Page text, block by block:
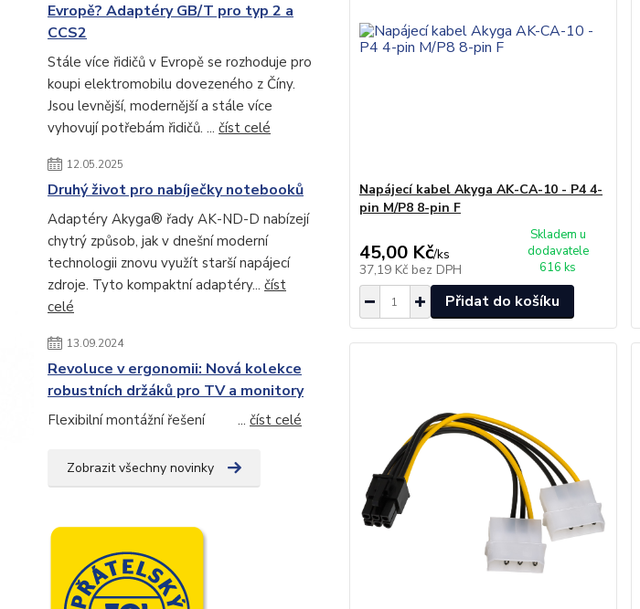
Evropě? Adaptéry GB/T pro typ 2 a
CCS2
Stále více řidičů v Evropě se rozhoduje pro
koupi elektromobilu dovezeného z Číny.
Jsou levnější, modernější a stále více
vyhovují potřebám řidičů. ... číst celé
12.05.2025
Druhý život pro nabíječky notebooků
Adaptéry Akyga® řady AK-ND-D nabízejí
chytrý způsob, jak v dnešní moderní
technologii znovu využít starší napájecí
zdroje. Tyto kompaktní adaptéry... číst
celé
13.09.2024
Revoluce v ergonomii: Nová kolekce
robustních držáků pro TV a monitory
Flexibilní montážní řešení ... číst celé
Zobrazit všechny novinky
Napájecí kabel Akyga AK-CA-10 - P4 4-
pin M/P8 8-pin F
45,00 Kč/ks
37,19 Kč bez DPH
Skladem u
dodavatele
616 ks
Přidat do košíku